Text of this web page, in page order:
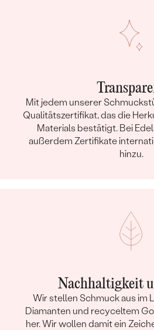
Mit jedem unserer
Qualitätszertifikat, das die
Materials bestätigt. Bei
außerdem Zertifikate
hinzu.
Nachhaltigkeit
Wir stellen Schmuck aus im
Diamanten und recyceltem
her. Wir wollen damit ein